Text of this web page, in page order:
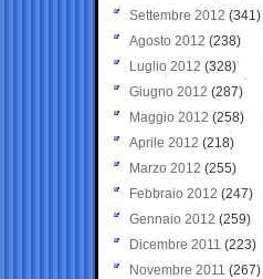
Settembre 2012 (341)
Agosto 2012 (238)
Luglio 2012 (328)
Giugno 2012 (287)
Maggio 2012 (258)
Aprile 2012 (218)
Marzo 2012 (255)
Febbraio 2012 (247)
Gennaio 2012 (259)
Dicembre 2011 (223)
Novembre 2011 (267)